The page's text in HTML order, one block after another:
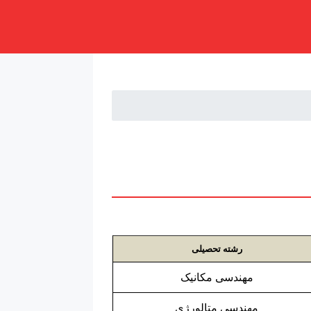
رشته تحصیلی
مهندسی مکانیک
مهندسی متالورژی